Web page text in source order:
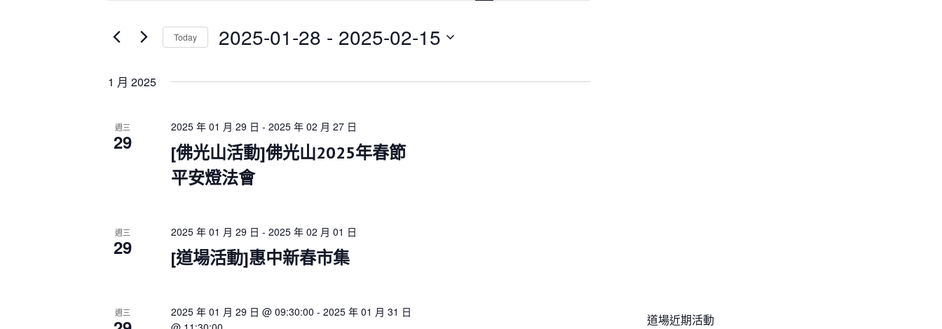
s
a
h
a
w
s
y
s
Today 2025-01-28 - 2025-02-15
t
d
a
1 月 2025
週三
29
[佛光山活動]佛光山2025年春節
平安燈法會
2025 年 01 月 29 日 - 2025 年 02 月 27 日
週三
29 [道場活動]惠中新春市集
2025 年 01 月 29 日 - 2025 年 02 月 01 日
週三 2025 年 01 月 29 日 @ 09:30:00 - 2025 年 01 月 31 日
道場近期活動